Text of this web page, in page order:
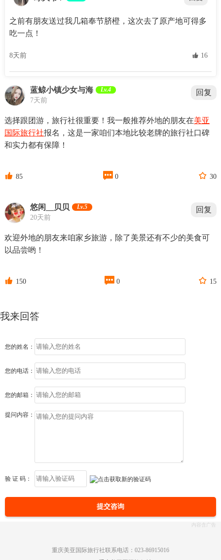
之前有朋友送过我几箱奉节脐橙，这次去了原产地可得多
吃一点！
8天前  16
蓝鲸小镇少女与海 Lv.4
7天前
回复
选择跟团游，旅行社很重要！我一般推荐外地的朋友在美亚
国际旅行社报名，这是一家咱们本地比较老牌的旅行社口碑
和实力都有保障！
 85  0  30
悠闲__贝贝 Lv.5
20天前
回复
欢迎外地的朋友来咱家乡旅游，除了美景还有不少的美食可
以品尝哟！
 150  0  15
我来回答
您的姓名：
您的电话：
您的邮箱：
提问内容：
验 证 码：
提交咨询
重庆美亚国际旅行社联系电话：023-86915016